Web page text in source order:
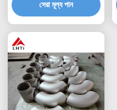
1000Mpa প্রসার্য শক্তি
সেরা মূল্য পান